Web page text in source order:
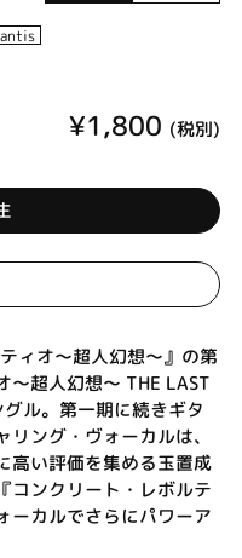
¥1,800 (税別)
ィオ～超人幻想～』の第
～超人幻想～ THE LAST
ル。第一期に続きギタ
ング・ヴォーカルは、
高い評価を集める玉置成
コンクリート・レボルテ
ーカルでさらにパワーア